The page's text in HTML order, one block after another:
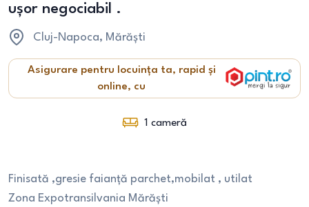
ușor negociabil .
Cluj-Napoca, Mărăști
Asigurare pentru locuința ta, rapid și
online, cu
1 cameră
Finisată ,gresie faianță parchet,mobilat , utilat
Zona Expotransilvania Mărăști